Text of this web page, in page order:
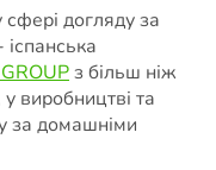
догляду за
з більш ніж
виробництві та
за домашніми